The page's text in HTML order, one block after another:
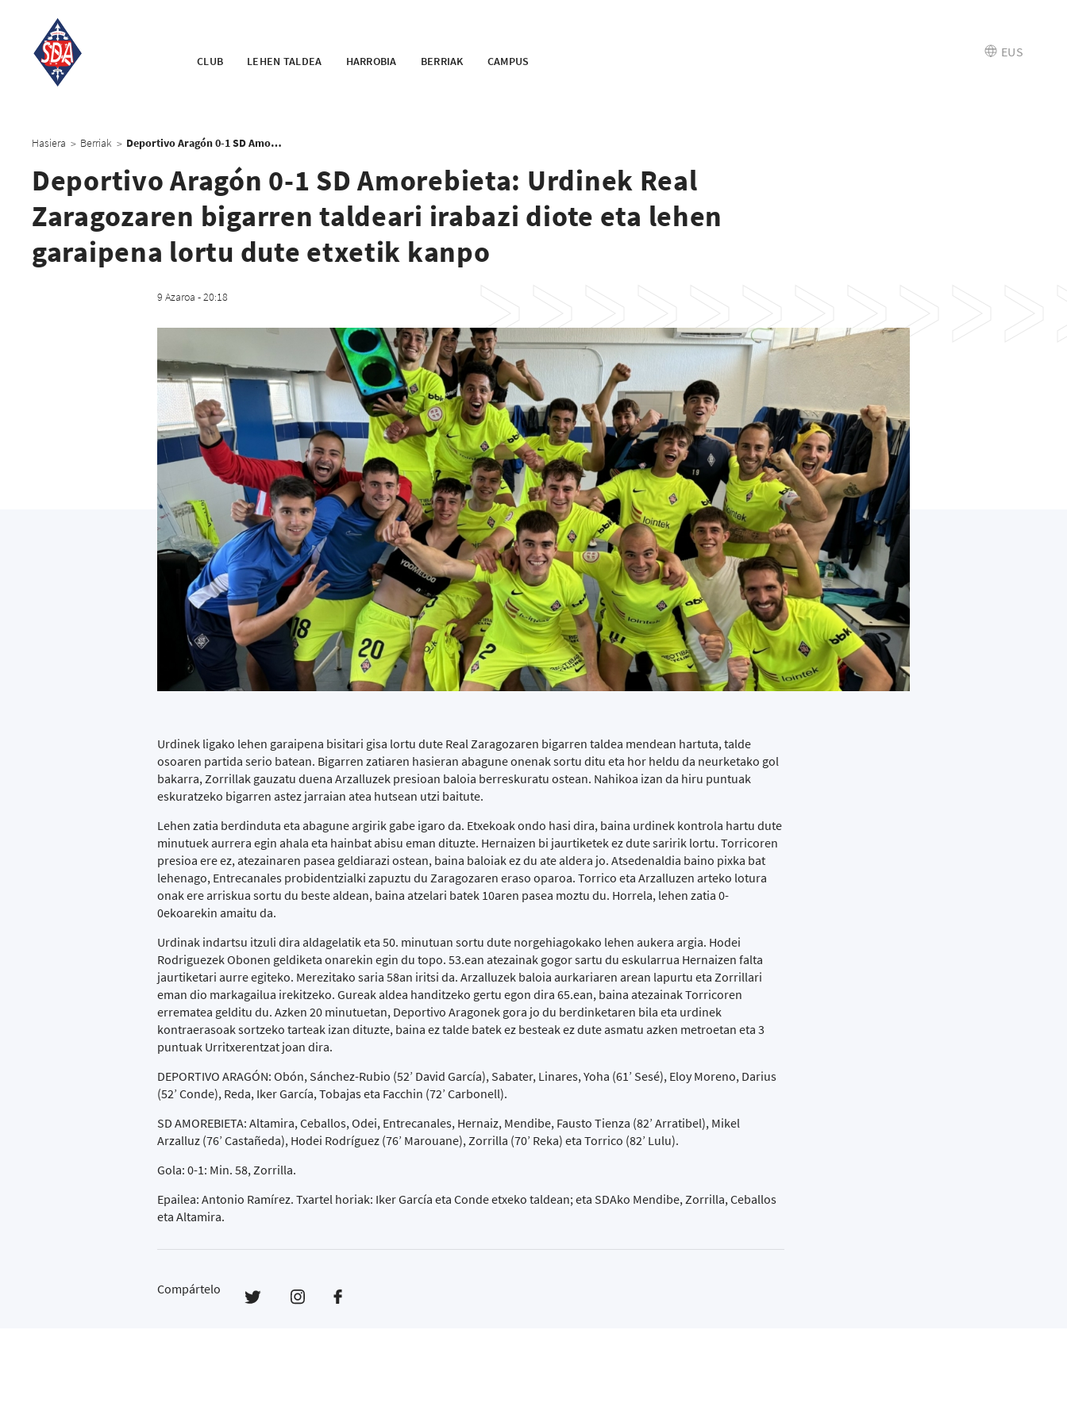
CLUB LEHEN TALDEA HARROBIA BERRIAK CAMPUS
EUS
Hasiera > Berriak > Deportivo Aragón 0-1 SD Amorebieta: Urdinek Real Zaragozaren bigarren taldeari irabazi diote eta lehen garaipena lortu dute etxetik kanpo
Deportivo Aragón 0-1 SD Amorebieta: Urdinek Real
Zaragozaren bigarren taldeari irabazi diote eta lehen
garaipena lortu dute etxetik kanpo
9 Azaroa - 20:18
Urdinek ligako lehen garaipena bisitari gisa lortu dute Real Zaragozaren bigarren taldea mendean hartuta, talde
osoaren partida serio batean. Bigarren zatiaren hasieran abagune onenak sortu ditu eta hor heldu da neurketako gol
bakarra, Zorrillak gauzatu duena Arzalluzek presioan baloia berreskuratu ostean. Nahikoa izan da hiru puntuak
eskuratzeko bigarren astez jarraian atea hutsean utzi baitute.
Lehen zatia berdinduta eta abagune argirik gabe igaro da. Etxekoak ondo hasi dira, baina urdinek kontrola hartu dute
minutuek aurrera egin ahala eta hainbat abisu eman dituzte. Hernaizen bi jaurtiketek ez dute saririk lortu. Torricoren
presioa ere ez, atezainaren pasea geldiarazi ostean, baina baloiak ez du ate aldera jo. Atsedenaldia baino pixka bat
lehenago, Entrecanales probidentzialki zapuztu du Zaragozaren eraso oparoa. Torrico eta Arzalluzen arteko lotura
onak ere arriskua sortu du beste aldean, baina atzelari batek 10aren pasea moztu du. Horrela, lehen zatia 0-
0ekoarekin amaitu da.
Urdinak indartsu itzuli dira aldagelatik eta 50. minutuan sortu dute norgehiagokako lehen aukera argia. Hodei
Rodriguezek Obonen geldiketa onarekin egin du topo. 53.ean atezainak gogor sartu du eskularrua Hernaizen falta
jaurtiketari aurre egiteko. Merezitako saria 58an iritsi da. Arzalluzek baloia aurkariaren arean lapurtu eta Zorrillari
eman dio markagailua irekitzeko. Gureak aldea handitzeko gertu egon dira 65.ean, baina atezainak Torricoren
errematea gelditu du. Azken 20 minutuetan, Deportivo Aragonek gora jo du berdinketaren bila eta urdinek
kontraerasoak sortzeko tarteak izan dituzte, baina ez talde batek ez besteak ez dute asmatu azken metroetan eta 3
puntuak Urritxerentzat joan dira.
DEPORTIVO ARAGÓN: Obón, Sánchez-Rubio (52’ David García), Sabater, Linares, Yoha (61’ Sesé), Eloy Moreno, Darius
(52’ Conde), Reda, Iker García, Tobajas eta Facchin (72’ Carbonell).
SD AMOREBIETA: Altamira, Ceballos, Odei, Entrecanales, Hernaiz, Mendibe, Fausto Tienza (82’ Arratibel), Mikel
Arzalluz (76’ Castañeda), Hodei Rodríguez (76’ Marouane), Zorrilla (70’ Reka) eta Torrico (82’ Lulu).
Gola: 0-1: Min. 58, Zorrilla.
Epailea: Antonio Ramírez. Txartel horiak: Iker García eta Conde etxeko taldean; eta SDAko Mendibe, Zorrilla, Ceballos
eta Altamira.
Compártelo